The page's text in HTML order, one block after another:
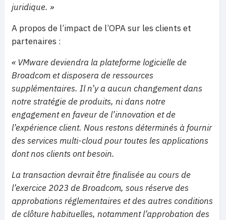
juridique. »
A propos de l’impact de l’OPA sur les clients et
partenaires :
« VMware deviendra la plateforme logicielle de
Broadcom et disposera de ressources
supplémentaires. Il n’y a aucun changement dans
notre stratégie de produits, ni dans notre
engagement en faveur de l’innovation et de
l’expérience client. Nous restons déterminés à fournir
des services multi-cloud pour toutes les applications
dont nos clients ont besoin.
La transaction devrait être finalisée au cours de
l’exercice 2023 de Broadcom, sous réserve des
approbations réglementaires et des autres conditions
de clôture habituelles, notamment l’approbation des